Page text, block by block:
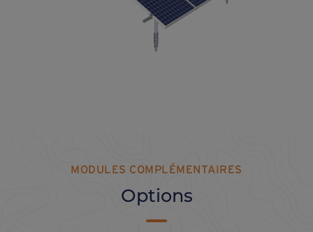
MODULES COMPLÉMENTAIRES
Options